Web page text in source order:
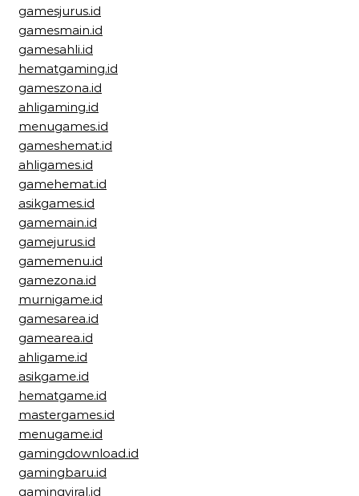
gamesjurus.id
gamesmain.id
gamesahli.id
hematgaming.id
gameszona.id
ahligaming.id
menugames.id
gameshemat.id
ahligames.id
gamehemat.id
asikgames.id
gamemain.id
gamejurus.id
gamemenu.id
gamezona.id
murnigame.id
gamesarea.id
gamearea.id
ahligame.id
asikgame.id
hematgame.id
mastergames.id
menugame.id
gamingdownload.id
gamingbaru.id
gamingviral.id